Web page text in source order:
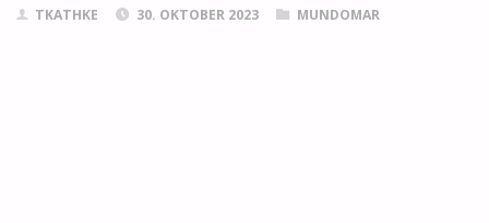
TKATHKE 30. OKTOBER 2023 MUNDOMAR